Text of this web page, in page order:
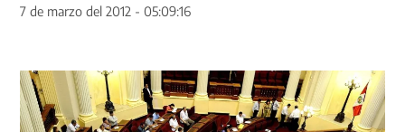
7 de marzo del 2012 - 05:09:16